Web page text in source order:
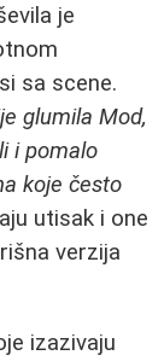
je
sa scene.
glumila Mod,
i pomalo
koje često
utisak i one
verzija
izazivaju